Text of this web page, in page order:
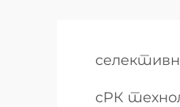
сРК